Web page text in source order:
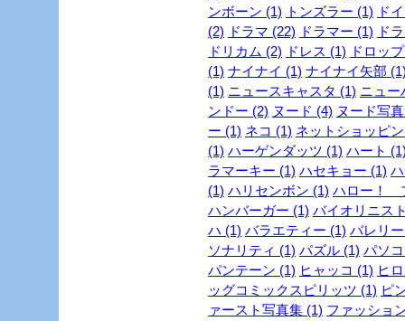
ンボーン (1) トンズラー (1) ド
(2) ドラマ (22) ドラマー (1) ド
ドリカム (2) ドレス (1) ドロッ
(1) ナイナイ (1) ナイナイ矢部
(1) ニュースキャスタ (1) ニュー
ンドー (2) ヌード (4) ヌード写
ー (1) ネコ (1) ネットショッピ
(1) ハーゲンダッツ (1) ハート
ラマーキー (1) ハセキョー (1)
(1) ハリセンボン (1) ハロー！
ハンバーガー (1) バイオリニス
ハ (1) バラエティー (1) バレリ
ソナリティ (1) パズル (1) パソ
パンテーン (1) ヒャッコ (1) ヒ
ッグコミックスピリッツ (1) ピ
ァースト写真集 (1) ファッショ